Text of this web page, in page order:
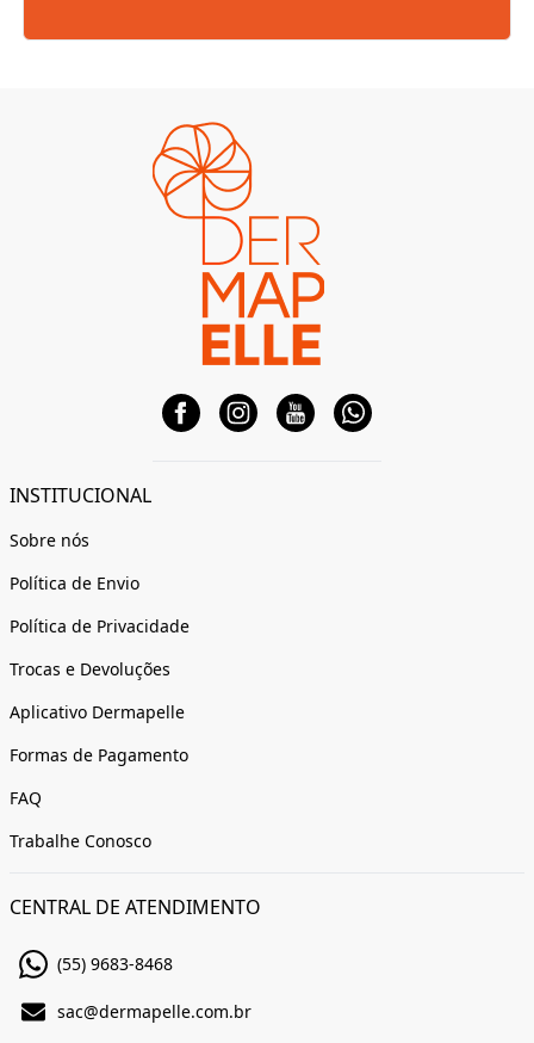
INSTITUCIONAL
Sobre nós
Política de Envio
Política de Privacidade
Trocas e Devoluções
Aplicativo Dermapelle
Formas de Pagamento
FAQ
Trabalhe Conosco
CENTRAL DE ATENDIMENTO
(55) 9683-8468
sac@dermapelle.com.br